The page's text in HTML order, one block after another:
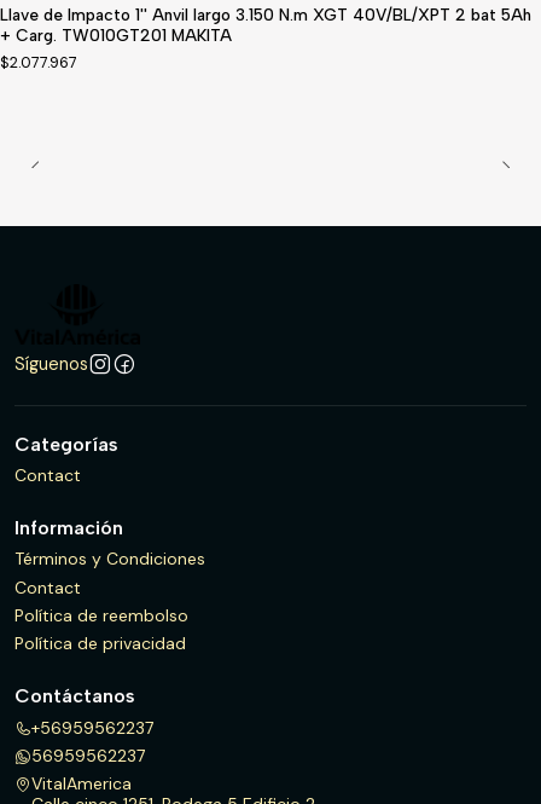
Llave de Impacto 1'' Anvil largo 3.150 N.m XGT 40V/BL/XPT 2 bat 5Ah
+ Carg. TW010GT201 MAKITA
$2.077.967
Síguenos
Categorías
Contact
Información
Términos y Condiciones
Contact
Política de reembolso
Política de privacidad
Contáctanos
+56959562237
56959562237
VitalAmerica